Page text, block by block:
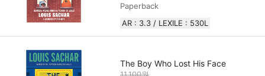
Paperback
AR : 3.3 / LEXILE : 530L
The Boy Who Lost His Face